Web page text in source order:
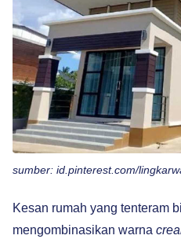
sumber: id.pinterest.com/
Kesan rumah yang tenteram
mengombinasikan warna